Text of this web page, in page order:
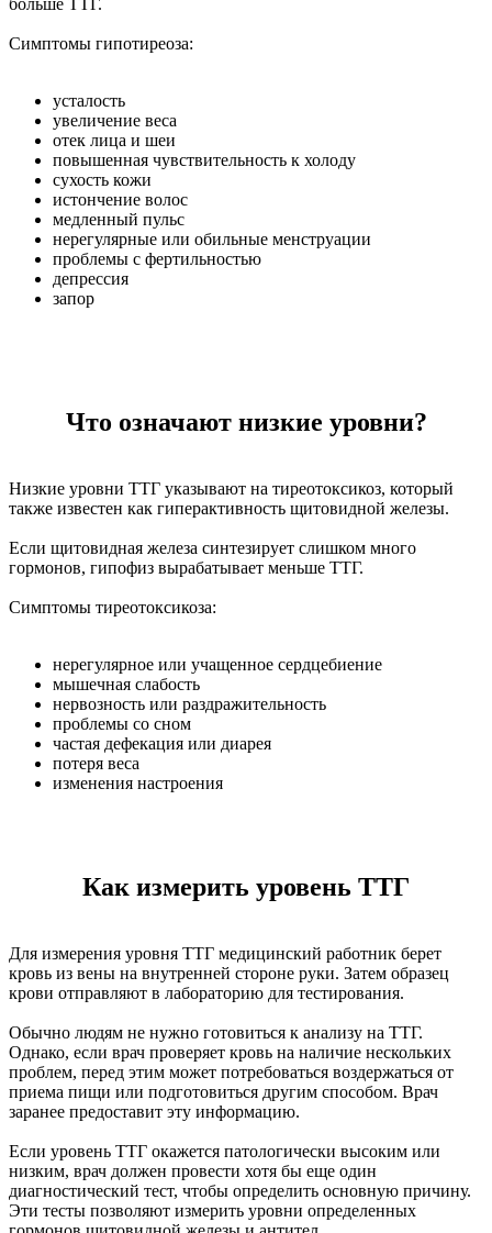
больше ТТГ.
Симптомы гипотиреоза:
усталость
увеличение веса
отек лица и шеи
повышенная чувствительность к холоду
сухость кожи
истончение волос
медленный пульс
нерегулярные или обильные менструации
проблемы с фертильностью
депрессия
запор
Что означают низкие уровни?
Низкие уровни ТТГ указывают на тиреотоксикоз, который
также известен как гиперактивность щитовидной железы.
Если щитовидная железа синтезирует слишком много
гормонов, гипофиз вырабатывает меньше ТТГ.
Симптомы тиреотоксикоза:
нерегулярное или учащенное сердцебиение
мышечная слабость
нервозность или раздражительность
проблемы со сном
частая дефекация или диарея
потеря веса
изменения настроения
Как измерить уровень ТТГ
Для измерения уровня ТТГ медицинский работник берет
кровь из вены на внутренней стороне руки. Затем образец
крови отправляют в лабораторию для тестирования.
Обычно людям не нужно готовиться к анализу на ТТГ.
Однако, если врач проверяет кровь на наличие нескольких
проблем, перед этим может потребоваться воздержаться от
приема пищи или подготовиться другим способом. Врач
заранее предоставит эту информацию.
Если уровень ТТГ окажется патологически высоким или
низким, врач должен провести хотя бы еще один
диагностический тест, чтобы определить основную причину.
Эти тесты позволяют измерить уровни определенных